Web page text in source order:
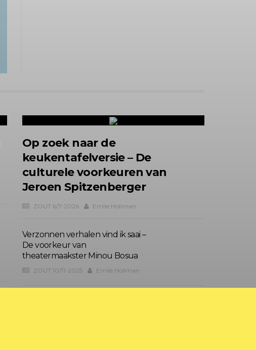
Op zoek naar de
keukentafelversie – De
culturele voorkeuren van
Jeroen Spitzenberger
ZOUT 6/7-2026 Emile Hollman
Verzonnen verhalen vind ik saai –
De voorkeur van
theatermaakster Minou Bosua
ZOUT 10/11-2025 Emile Hollman